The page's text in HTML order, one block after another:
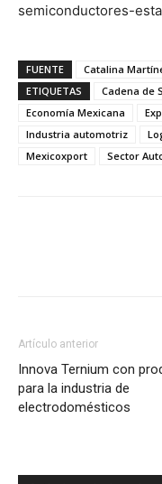
semiconductores-
FUENTE
Catalina
ETIQUETAS
Cadena de
Economía Mexicana
Industria automotriz
Mexicoxport
Sector
Artículo anterior
Innova Ternium con
para la industria de
electrodomésticos